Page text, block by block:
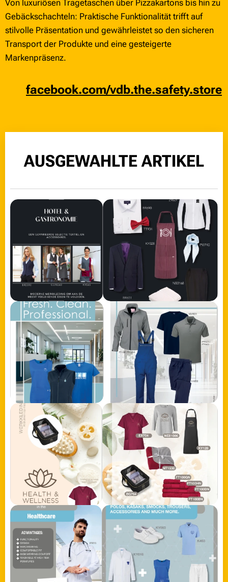
Von luxuriösen Tragetaschen über Pizzakartons bis hin zu
Gebäckschachteln: Praktische Funktionalität trifft auf
stilvolle Präsentation und gewährleistet so den sicheren
Transport der Produkte und eine gesteigerte
Markenpräsenz.
facebook.com/vdb.the.safety.store
AUSGEWAHLTE ARTIKEL